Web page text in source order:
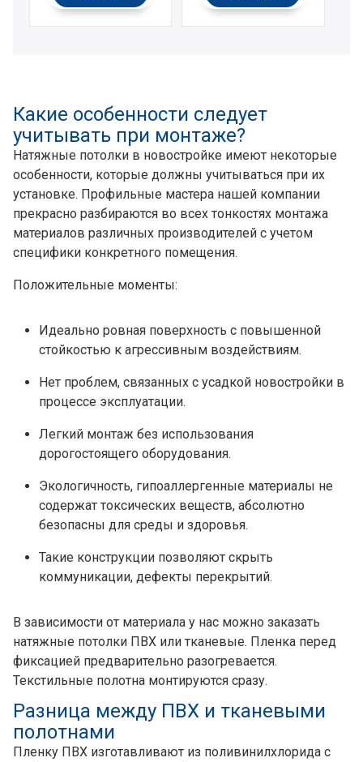
Какие особенности следует
учитывать при монтаже?
Натяжные потолки в новостройке имеют некоторые
особенности, которые должны учитываться при их
установке. Профильные мастера нашей компании
прекрасно разбираются во всех тонкостях монтажа
материалов различных производителей с учетом
специфики конкретного помещения.
Положительные моменты:
Идеально ровная поверхность с повышенной
стойкостью к агрессивным воздействиям.
Нет проблем, связанных с усадкой новостройки в
процессе эксплуатации.
Легкий монтаж без использования
дорогостоящего оборудования.
Экологичность, гипоаллергенные материалы не
содержат токсических веществ, абсолютно
безопасны для среды и здоровья.
Такие конструкции позволяют скрыть
коммуникации, дефекты перекрытий.
В зависимости от материала у нас можно заказать
натяжные потолки ПВХ или тканевые. Пленка перед
фиксацией предварительно разогревается.
Текстильные полотна монтируются сразу.
Разница между ПВХ и тканевыми
полотнами
Пленку ПВХ изготавливают из поливинилхлорида с